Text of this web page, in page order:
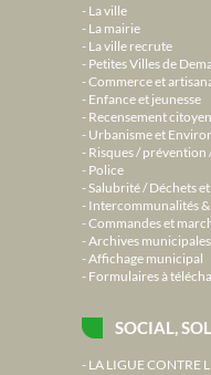
La ville
La mairie
La ville recrute
Petites Villes de
Commerce et
Enfance et jeunesse
Recensement citoyen
Urbanisme et
Risques /
Police
Salubrité / Déchets
Intercommunalités
Commandes et
Archives municipales
Affichage municipal
Formulaires à
SOCIAL,
LA LIGUE CONTRE